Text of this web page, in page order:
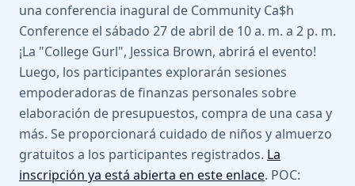
una conferencia inagural de Community Ca$h
Conference el sábado 27 de abril de 10 a. m. a 2 p. m.
¡La "College Gurl", Jessica Brown, abrirá el evento!
Luego, los participantes explorarán sesiones
empoderadoras de finanzas personales sobre
elaboración de presupuestos, compra de una casa y
más. Se proporcionará cuidado de niños y almuerzo
gratuitos a los participantes registrados. La
inscripción ya está abierta en este enlace. POC: